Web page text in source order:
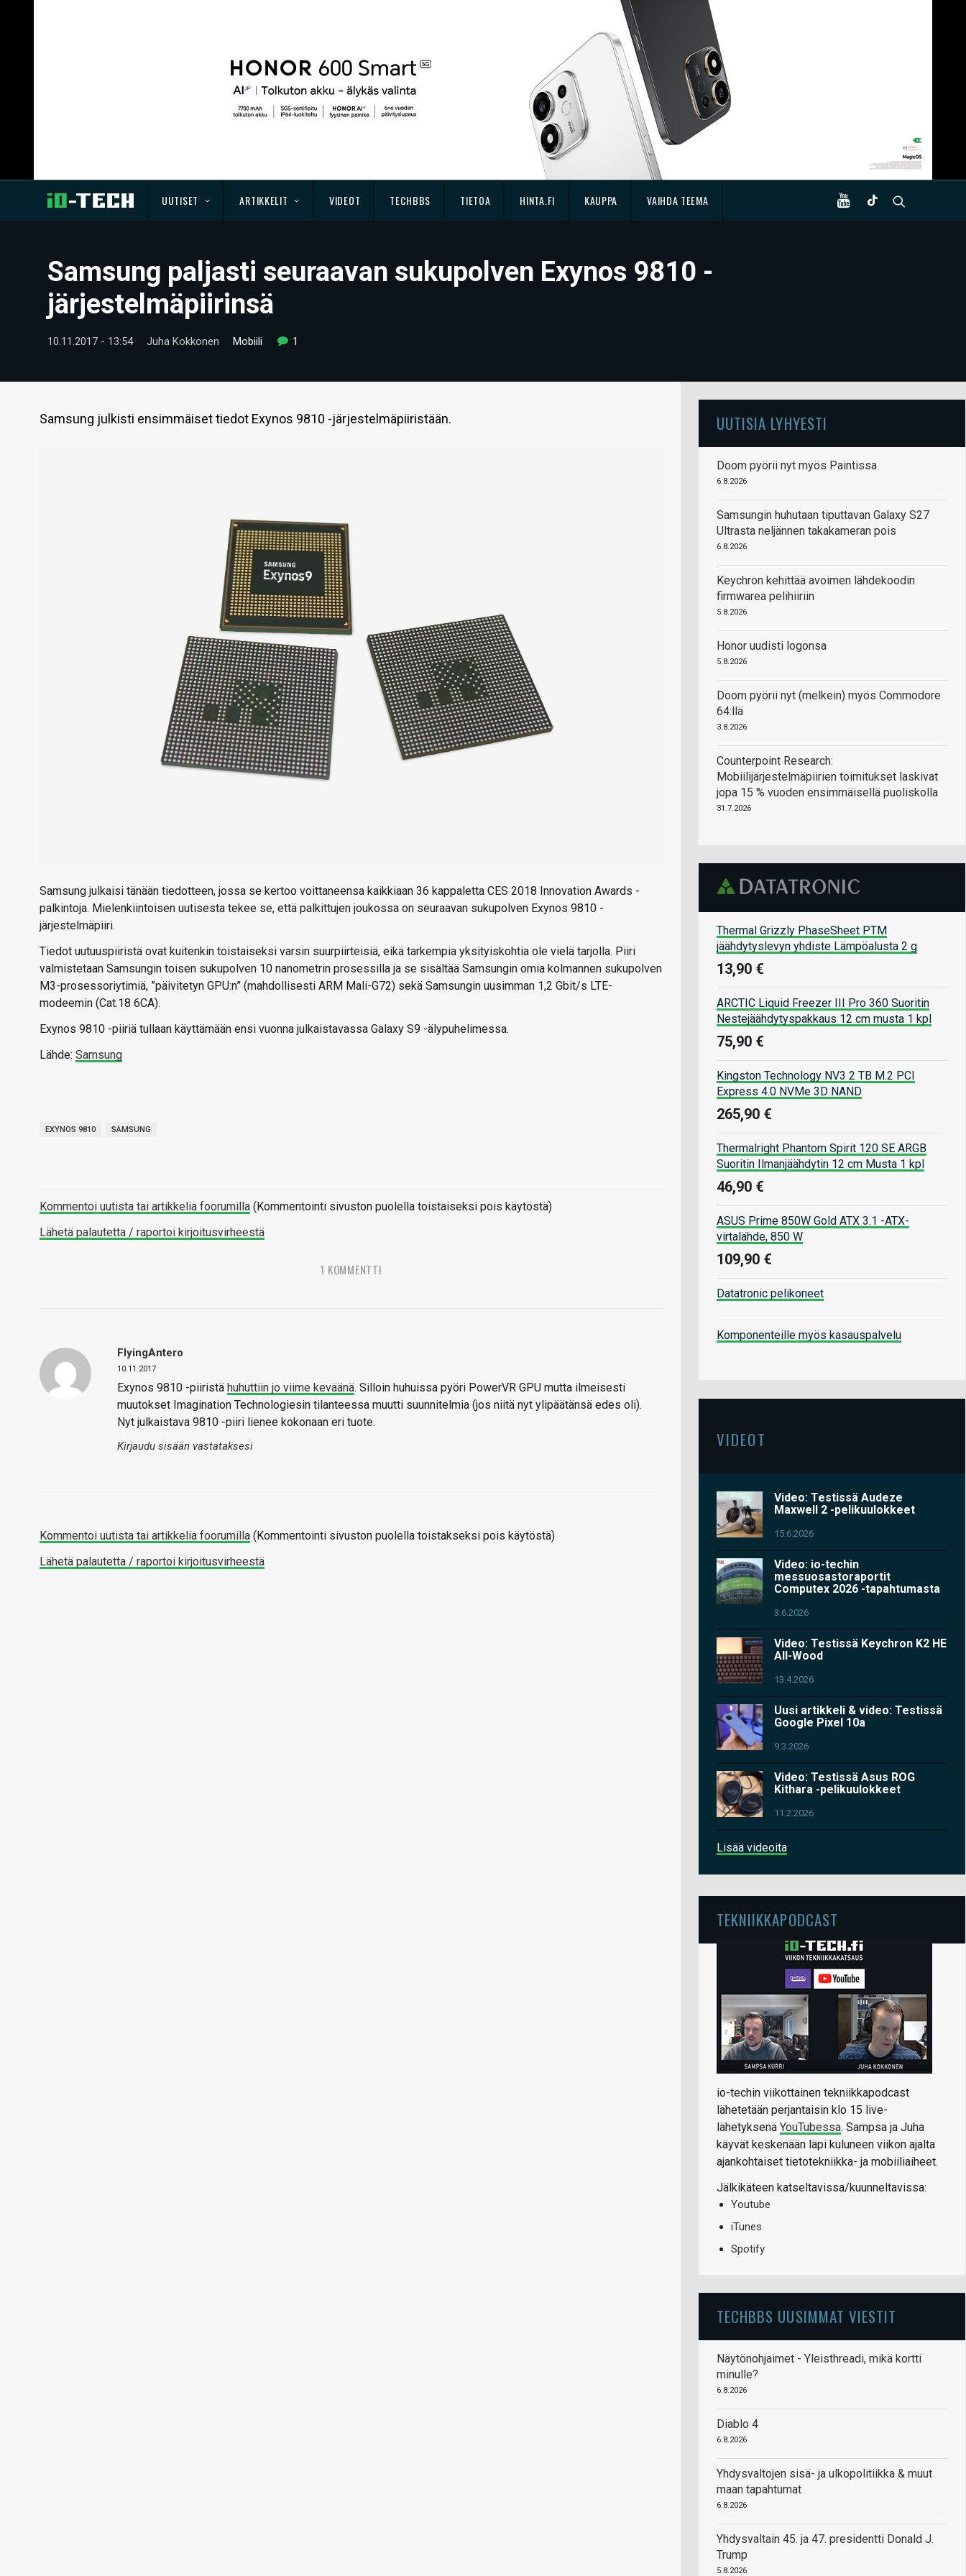
UUTISET ARTIKKELIT VIDEOT TECHBBS TIETOA HINTA.FI KAUPPA VAIHDA TEEMA
Samsung paljasti seuraavan sukupolven Exynos 9810 -
järjestelmäpiirinsä
10.11.2017 - 13:54 Juha Kokkonen Mobiili 1
Samsung julkisti ensimmäiset tiedot Exynos 9810 -järjestelmäpiiristään.
Samsung julkaisi tänään tiedotteen, jossa se kertoo voittaneensa kaikkiaan 36 kappaletta CES 2018 Innovation Awards -
palkintoja. Mielenkiintoisen uutisesta tekee se, että palkittujen joukossa on seuraavan sukupolven Exynos 9810 -
järjestelmäpiiri.
Tiedot uutuuspiiristä ovat kuitenkin toistaiseksi varsin suurpiirteisiä, eikä tarkempia yksityiskohtia ole vielä tarjolla. Piiri
valmistetaan Samsungin toisen sukupolven 10 nanometrin prosessilla ja se sisältää Samsungin omia kolmannen sukupolven
M3-prosessoriytimiä, ”päivitetyn GPU:n” (mahdollisesti ARM Mali-G72) sekä Samsungin uusimman 1,2 Gbit/s LTE-
modeemin (Cat.18 6CA).
Exynos 9810 -piiriä tullaan käyttämään ensi vuonna julkaistavassa Galaxy S9 -älypuhelimessa.
Lähde: Samsung
EXYNOS 9810 SAMSUNG
Kommentoi uutista tai artikkelia foorumilla (Kommentointi sivuston puolella toistaiseksi pois käytöstä)
Lähetä palautetta / raportoi kirjoitusvirheestä
1 KOMMENTTI
FlyingAntero
10.11.2017
Exynos 9810 -piiristä huhuttiin jo viime keväänä. Silloin huhuissa pyöri PowerVR GPU mutta ilmeisesti
muutokset Imagination Technologiesin tilanteessa muutti suunnitelmia (jos niitä nyt ylipäätänsä edes oli).
Nyt julkaistava 9810 -piiri lienee kokonaan eri tuote.
Kirjaudu sisään vastataksesi
Kommentoi uutista tai artikkelia foorumilla (Kommentointi sivuston puolella toistakseksi pois käytöstä)
Lähetä palautetta / raportoi kirjoitusvirheestä
UUTISIA LYHYESTI
Doom pyörii nyt myös Paintissa
6.8.2026
Samsungin huhutaan tiputtavan Galaxy S27
Ultrasta neljännen takakameran pois
6.8.2026
Keychron kehittää avoimen lähdekoodin
firmwarea pelihiiriin
5.8.2026
Honor uudisti logonsa
5.8.2026
Doom pyörii nyt (melkein) myös Commodore
64:llä
3.8.2026
Counterpoint Research:
Mobiilijärjestelmäpiirien toimitukset laskivat
jopa 15 % vuoden ensimmäisellä puoliskolla
31.7.2026
Thermal Grizzly PhaseSheet PTM
jäähdytyslevyn yhdiste Lämpöalusta 2 g
13,90 €
ARCTIC Liquid Freezer III Pro 360 Suoritin
Nestejäähdytyspakkaus 12 cm musta 1 kpl
75,90 €
Kingston Technology NV3 2 TB M.2 PCI
Express 4.0 NVMe 3D NAND
265,90 €
Thermalright Phantom Spirit 120 SE ARGB
Suoritin Ilmanjäähdytin 12 cm Musta 1 kpl
46,90 €
ASUS Prime 850W Gold ATX 3.1 -ATX-
virtalähde, 850 W
109,90 €
Datatronic pelikoneet
Komponenteille myös kasauspalvelu
VIDEOT
Video: Testissä Audeze
Maxwell 2 -pelikuulokkeet
15.6.2026
Video: io-techin
messuosastoraportit
Computex 2026 -tapahtumasta
3.6.2026
Video: Testissä Keychron K2 HE
All-Wood
13.4.2026
Uusi artikkeli & video: Testissä
Google Pixel 10a
9.3.2026
Video: Testissä Asus ROG
Kithara -pelikuulokkeet
11.2.2026
Lisää videoita
TEKNIIKKAPODCAST
io-techin viikottainen tekniikkapodcast
lähetetään perjantaisin klo 15 live-
lähetyksenä YouTubessa. Sampsa ja Juha
käyvät keskenään läpi kuluneen viikon ajalta
ajankohtaiset tietotekniikka- ja mobiiliaiheet.
Jälkikäteen katseltavissa/kuunneltavissa:
Youtube
iTunes
Spotify
TECHBBS UUSIMMAT VIESTIT
Näytönohjaimet - Yleisthreadi, mikä kortti
minulle?
6.8.2026
Diablo 4
6.8.2026
Yhdysvaltojen sisä- ja ulkopolitiikka & muut
maan tapahtumat
6.8.2026
Yhdysvaltain 45. ja 47. presidentti Donald J.
Trump
5.8.2026